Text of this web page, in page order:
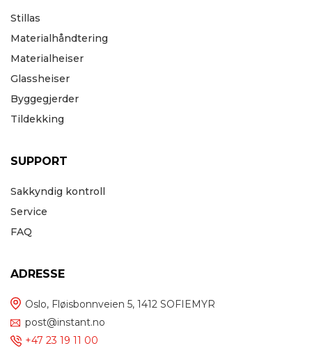
Stillas
Materialhåndtering
Materialheiser
Glassheiser
Byggegjerder
Tildekking
SUPPORT
Sakkyndig kontroll
Service
FAQ
ADRESSE
Oslo, Fløisbonnveien 5, 1412 SOFIEMYR
post@instant.no
+47 23 19 11 00